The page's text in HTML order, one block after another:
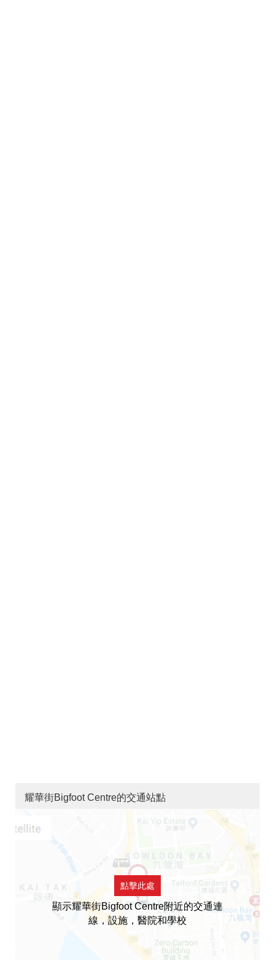
耀華街Bigfoot Centre的交通站點
點擊此處
顯示耀華街Bigfoot Centre附近的交通連
線，設施，醫院和學校